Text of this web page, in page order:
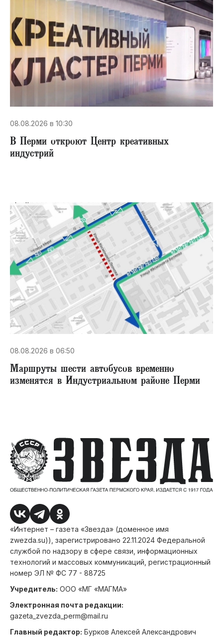
08.08.2026 в 10:30
В Перми откроют Центр креативных
индустрий
08.08.2026 в 06:50
Маршруты шести автобусов временно
изменятся в Индустриальном районе Перми
«Интернет – газета «Звезда» (доменное имя
zwezda.su)), зарегистрировано 22.11.2024 Федеральной
службой по надзору в сфере связи, информационных
технологий и массовых коммуникаций, регистрационный
номер ЭЛ № ФС 77 - 88725
Учредитель: ООО «МГ «МАГМА»
Электронная почта редакции:
gazeta_zvezda_perm@mail.ru
Главный редактор: Бурков Алексей Александрович